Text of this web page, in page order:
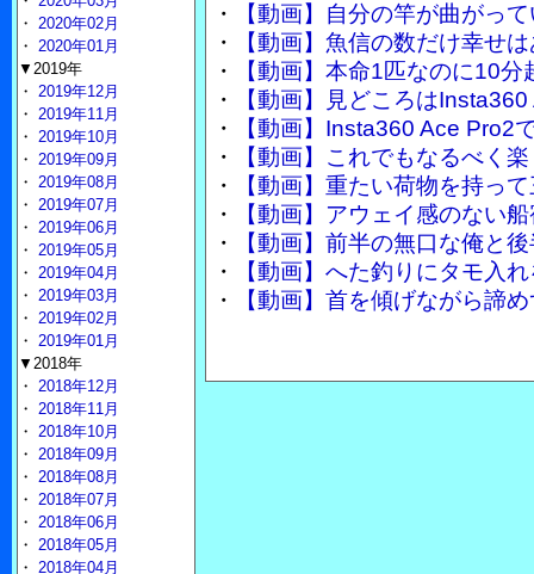
・
【動画】自分の竿が曲がっ
・
【動画】魚信の数だけ幸せ
・
【動画】本命1匹なのに10
・
【動画】見どころは
・
【動画】Insta360 Ace
・
【動画】これでもなるべく
・
【動画】重たい荷物を持っ
・
【動画】アウェイ感のない
・
【動画】前半の無口な俺と
・
【動画】へた釣りにタモ入
・
【動画】首を傾げながら諦
・ 2020年02月
・ 2020年01月
▼2019年
・ 2019年12月
・ 2019年11月
・ 2019年10月
・ 2019年09月
・ 2019年08月
・ 2019年07月
・ 2019年06月
・ 2019年05月
・ 2019年04月
・ 2019年03月
・ 2019年02月
・ 2019年01月
▼2018年
・ 2018年12月
・ 2018年11月
・ 2018年10月
・ 2018年09月
・ 2018年08月
・ 2018年07月
・ 2018年06月
・ 2018年05月
・ 2018年04月